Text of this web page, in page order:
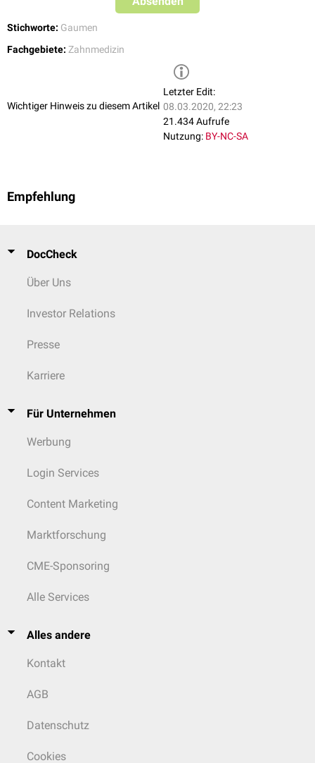
Stichworte: Gaumen
Fachgebiete: Zahnmedizin
Wichtiger Hinweis zu diesem Artikel
Letzter Edit:
08.03.2020, 22:23
21.434 Aufrufe
Nutzung: BY-NC-SA
Empfehlung
DocCheck
Über Uns
Investor Relations
Presse
Karriere
Für Unternehmen
Werbung
Login Services
Content Marketing
Marktforschung
CME-Sponsoring
Alle Services
Alles andere
Kontakt
AGB
Datenschutz
Cookies